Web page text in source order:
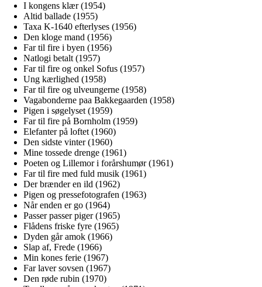
I kongens klær (1954)
Altid ballade (1955)
Taxa K-1640 efterlyses (1956)
Den kloge mand (1956)
Far til fire i byen (1956)
Natlogi betalt (1957)
Far til fire og onkel Sofus (1957)
Ung kærlighed (1958)
Far til fire og ulveungerne (1958)
Vagabonderne paa Bakkegaarden (1958)
Pigen i søgelyset (1959)
Far til fire på Bornholm (1959)
Elefanter på loftet (1960)
Den sidste vinter (1960)
Mine tossede drenge (1961)
Poeten og Lillemor i forårshumør (1961)
Far til fire med fuld musik (1961)
Der brænder en ild (1962)
Pigen og pressefotografen (1963)
Når enden er go (1964)
Passer passer piger (1965)
Flådens friske fyre (1965)
Dyden går amok (1966)
Slap af, Frede (1966)
Min kones ferie (1967)
Far laver sovsen (1967)
Den røde rubin (1970)